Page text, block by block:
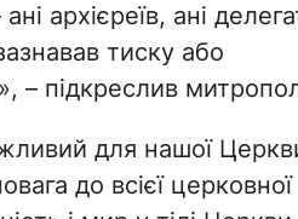
архієреїв, ані
тиску або
– підкреслив
для нашої
до всієї церковної